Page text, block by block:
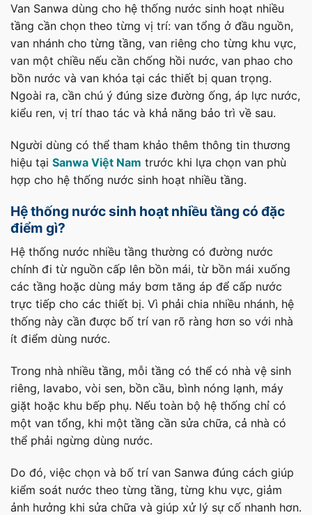
Van Sanwa dùng cho hệ thống nước sinh hoạt nhiều
tầng cần chọn theo từng vị trí: van tổng ở đầu nguồn,
van nhánh cho từng tầng, van riêng cho từng khu vực,
van một chiều nếu cần chống hồi nước, van phao cho
bồn nước và van khóa tại các thiết bị quan trọng.
Ngoài ra, cần chú ý đúng size đường ống, áp lực nước,
kiểu ren, vị trí thao tác và khả năng bảo trì về sau.
Người dùng có thể tham khảo thêm thông tin thương
hiệu tại Sanwa Việt Nam trước khi lựa chọn van phù
hợp cho hệ thống nước sinh hoạt nhiều tầng.
Hệ thống nước sinh hoạt nhiều tầng có đặc
điểm gì?
Hệ thống nước nhiều tầng thường có đường nước
chính đi từ nguồn cấp lên bồn mái, từ bồn mái xuống
các tầng hoặc dùng máy bơm tăng áp để cấp nước
trực tiếp cho các thiết bị. Vì phải chia nhiều nhánh, hệ
thống này cần được bố trí van rõ ràng hơn so với nhà
ít điểm dùng nước.
Trong nhà nhiều tầng, mỗi tầng có thể có nhà vệ sinh
riêng, lavabo, vòi sen, bồn cầu, bình nóng lạnh, máy
giặt hoặc khu bếp phụ. Nếu toàn bộ hệ thống chỉ có
một van tổng, khi một tầng cần sửa chữa, cả nhà có
thể phải ngừng dùng nước.
Do đó, việc chọn và bố trí van Sanwa đúng cách giúp
kiểm soát nước theo từng tầng, từng khu vực, giảm
ảnh hưởng khi sửa chữa và giúp xử lý sự cố nhanh hơn.